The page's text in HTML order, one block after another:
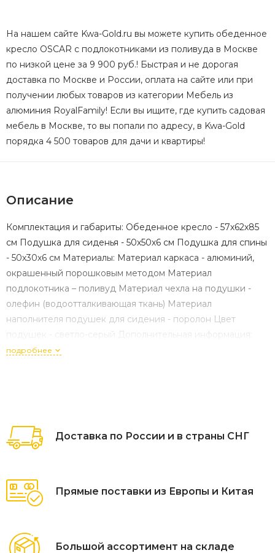
На нашем сайте Kwa-Gold.ru вы можете купить обеденное
кресло OSCAR с подлокотниками из поливуда в Москве
по низкой цене за 9 900 руб.! Быстрая и не дорогая
доставка по Москве и России, оплата на сайте или при
получении любых товаров из категории Мебель из
алюминия RoyalFamily! Если вы ищите, где купить садовая
мебель в Москве, то вы попали по адресу, в Kwa-Gold
порядка 4 500 товаров для дачи и квартиры!
Описание
Комплектация и габариты: Обеденное кресло - 57х62х85
см Подушка для сиденья - 50х50х6 см Подушка для спины
- 50х30х6 см Материалы: Материал каркаса - алюминий,
окрашенный порошковым методом Материал
подлокотника – поливуд Материал чехла на подушки -
олефин (водоотталкивающая ткань) Материал
наполнителя подушек для сидения - поролон Цвет
подушек - светло-серый Дополнительная информация:
Температурный режим - от -50?C до +50?C Сочетается с
Эксплуатационный срок - 10 лет Страна производитель -
Китай
подробнее
Доставка по России и в страны СНГ
Прямые поставки из Европы и Китая
Большой ассортимент на складе